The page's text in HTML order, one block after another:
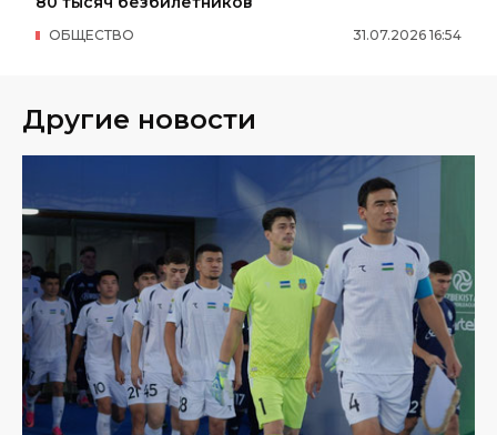
31.07.2026 16:54
ОБЩЕСТВО
Другие новости